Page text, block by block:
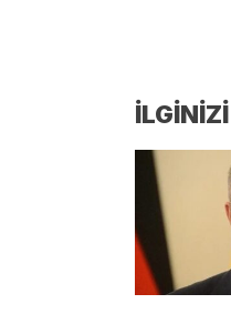
İLGİNİZİ